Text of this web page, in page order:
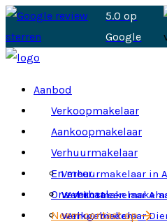
5.0 op
Google
Aanbod
Verkoopmakelaar
Aankoopmakelaar
Verhuurmakelaar
Verhuurmakelaar in
Verhuurmakelaar
Verhuurmakelaar
En meer
Wat kost een
Werkgebieden
Ons verhaal
Neem contact op